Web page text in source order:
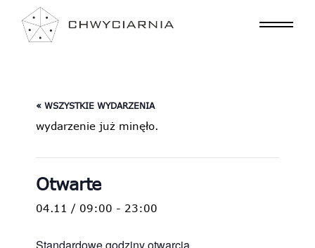
« WSZYSTKIE WYDARZENIA
wydarzenie już minęło.
Otwarte
04.11 / 09:00 - 23:00
Standardowe godziny otwarcia